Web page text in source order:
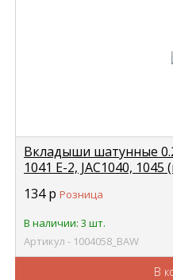
Вкладыши шатунные
1041 Е-2, JAC1040,
134р Розница
В наличии: 3 шт.
Артикул - 1004058_BAW
В